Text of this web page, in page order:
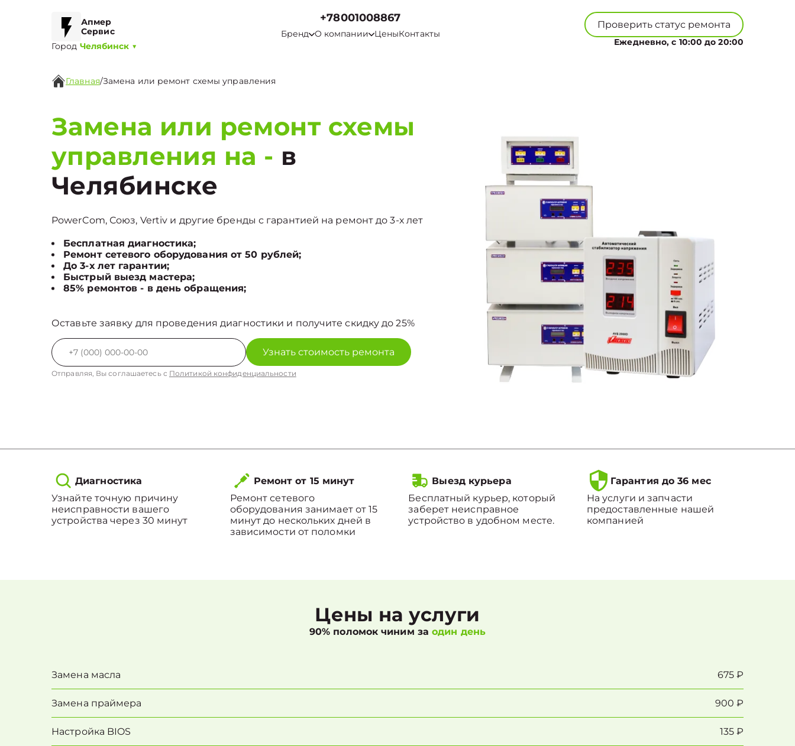
Апмер
Сервис
Город Челябинск ▼
+78001008867
Бренд О компании ЦеныКонтакты
Проверить статус ремонта
Ежедневно, с 10:00 до 20:00
Главная/Замена или ремонт схемы управления
Замена или ремонт схемы
управления на - в
Челябинске
PowerCom, Союз, Vertiv и другие бренды с гарантией на ремонт до 3-х лет
Бесплатная диагностика;
Ремонт сетевого оборудования от 50 рублей;
До 3-х лет гарантии;
Быстрый выезд мастера;
85% ремонтов - в день обращения;
Оставьте заявку для проведения диагностики и получите скидку до 25%
Узнать стоимость ремонта
Отправляя, Вы соглашаетесь с Политикой конфиденциальности
Диагностика
Узнайте точную причину
неисправности вашего
устройства через 30 минут
Ремонт от 15 минут
Ремонт сетевого
оборудования занимает от 15
минут до нескольких дней в
зависимости от поломки
Выезд курьера
Бесплатный курьер, который
заберет неисправное
устройство в удобном месте.
Гарантия до 36 мес
На услуги и запчасти
предоставленные нашей
компанией
Цены на услуги
90% поломок чиним заодин день
Замена масла 675 ₽
Замена праймера 900 ₽
Настройка BIOS 135 ₽